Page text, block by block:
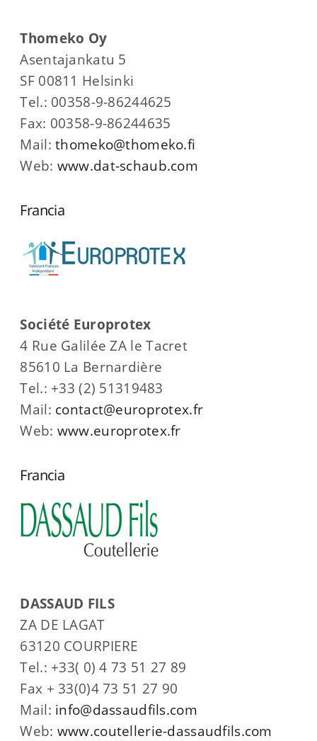
Thomeko Oy
Asentajankatu 5
SF 00811 Helsinki
Tel.: 00358-9-86244625
Fax: 00358-9-86244635
Mail:thomeko@thomeko.fi
Web: www.dat-schaub.com
Francia
Société Europrotex
4 Rue Galilée ZA le Tacret
85610 La Bernardière
Tel.: +33 (2) 51319483
Mail: contact@europrotex.fr
Web: www.europrotex.fr
Francia
DASSAUD FILS
ZA DE LAGAT
63120 COURPIERE
Tel.: +33( 0) 4 73 51 27 89
Fax + 33(0)4 73 51 27 90
Mail: info@dassaudfils.com
Web: www.coutellerie-dassaudfils.com